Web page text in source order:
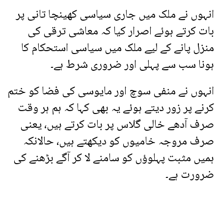
انہوں نے ملک میں جاری سیاسی کھینچا تانی پر
بات کرتے ہوئے اصرار کیا کہ معاشی ترقی کی
منزل پانے کے لیے ملک میں سیاسی استحکام کا
ہونا سب سے پہلی اور ضروری شرط ہے۔
انہوں نے منفی سوچ اور مایوسی کی فضا کو ختم
کرنے پر زور دیتے ہوئے یہ بھی کہا کہ ہم ہر وقت
صرف آدھے خالی گلاس پر بات کرتے ہیں، یعنی
صرف مروجہ خامیوں کو دیکھتے ہیں، حالانکہ
ہمیں مثبت پہلوؤں کو سامنے لا کر آگے بڑھنے کی
ضرورت ہے۔